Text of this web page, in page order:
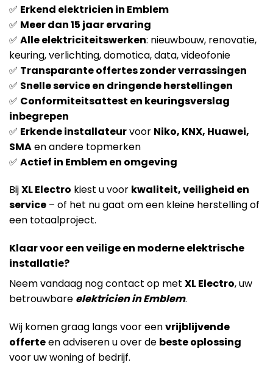
✅ Erkend elektricien in Emblem
✅ Meer dan 15 jaar ervaring
✅ Alle elektriciteitswerken: nieuwbouw, renovatie,
keuring, verlichting, domotica, data, videofonie
✅ Transparante offertes zonder verrassingen
✅ Snelle service en dringende herstellingen
✅ Conformiteitsattest en keuringsverslag
inbegrepen
✅ Erkende installateurvoor Niko, KNX, Huawei,
SMAen andere topmerken
✅ Actief in Emblem en omgeving
BijXL Electro kiest u voor kwaliteit, veiligheid en
service – of het nu gaat om een kleine herstelling of
een totaalproject.
Klaar voor een veilige en moderne elektrische
installatie?
Neem vandaag nog contact op met XL Electro, uw
betrouwbare elektricien in Emblem.
Wij komen graag langs voor eenvrijblijvende
offerteen adviseren u over de beste oplossing
voor uw woning of bedrijf.